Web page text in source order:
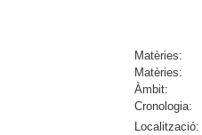
Matèries:
Matèries:
Àmbit:
Cronologia:
Localització: